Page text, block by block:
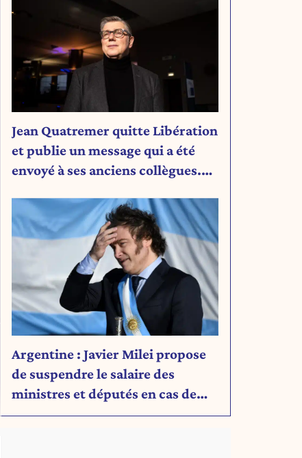
Jean Quatremer quitte Libération
et publie un message qui a été
envoyé à ses anciens collègues.
Argentine : Javier Milei propose
de suspendre le salaire des
ministres et députés en cas de
déficit budgétaire